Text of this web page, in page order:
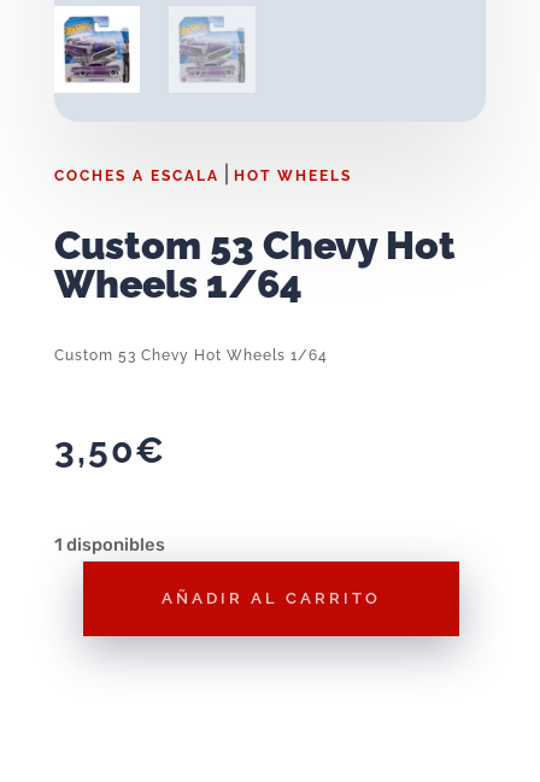
COCHES A ESCALA HOT WHEELS
Custom 53 Chevy Hot
Wheels 1/64
Custom 53 Chevy Hot Wheels 1/64
3,50€
1 disponibles
AÑADIR AL CARRITO